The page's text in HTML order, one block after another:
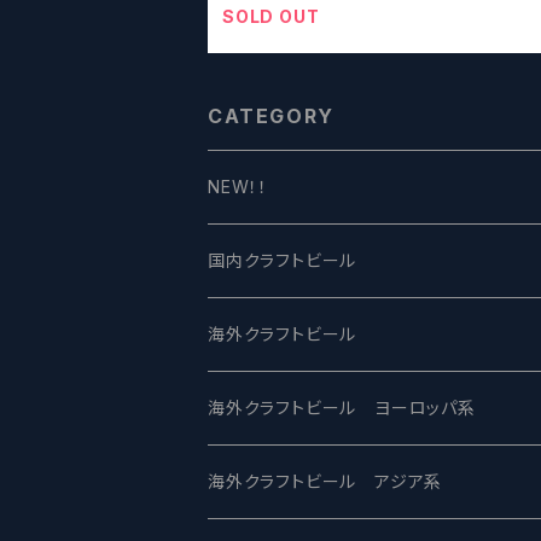
SOLD OUT
CATEGORY
NEW！！
国内クラフトビール
UCHU BREWING -うちゅうブルーイング
バテレ -VERTERE
2nd Story Ale Works -セカンドストーリー
海外クラフトビール
Modern Times モダンタイムズ
Maui マウイ
海外クラフトビール ヨーロッパ系
UnBarred -アンバード
海外クラフトビール アジア系